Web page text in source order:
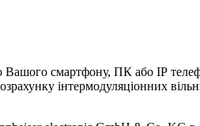
Вашого смартфону, ПК або IP
інтермодуляціонних